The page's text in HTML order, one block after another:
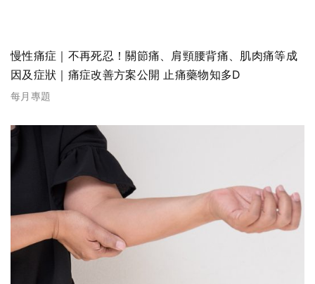
慢性痛症｜不再死忍！關節痛、肩頸腰背痛、肌肉痛等成
因及症狀｜痛症改善方案公開 止痛藥物知多D
每月專題